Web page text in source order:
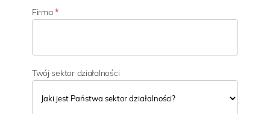
Firma*
Twój sektor działalności